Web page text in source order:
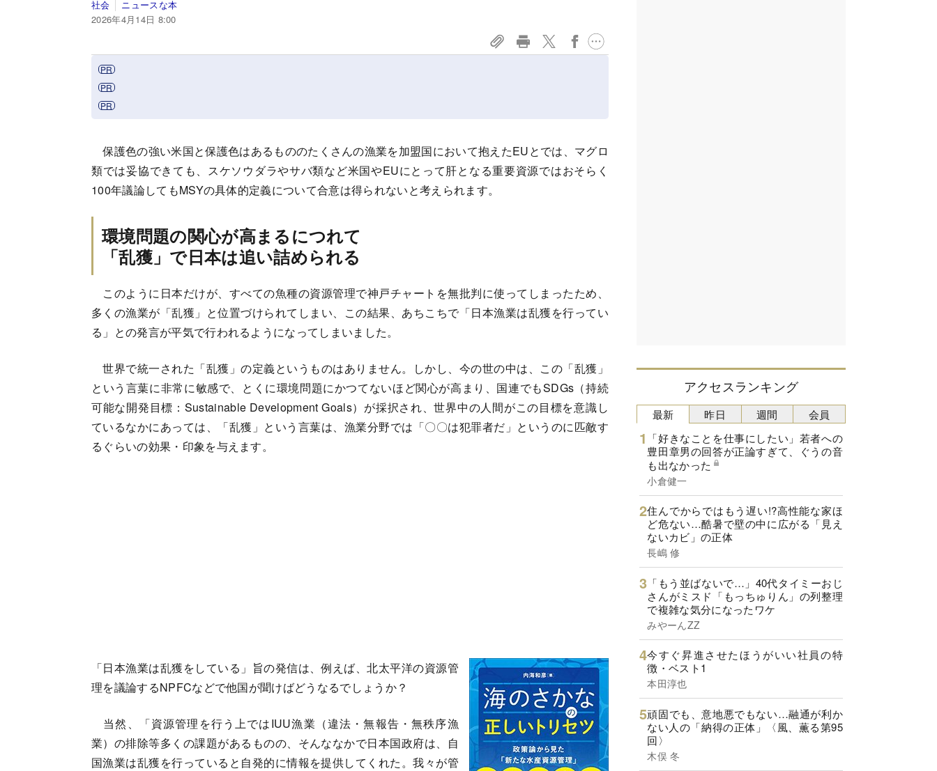
社会
ニュースな本
2026年4月14日 8:00
保護色の強い米国と保護色はあるもののたくさんの漁業を加盟国において抱えたEUとでは、マグロ
類では妥協できても、スケソウダラやサバ類など米国やEUにとって肝となる重要資源ではおそらく
100年議論してもMSYの具体的定義について合意は得られないと考えられます。
環境問題の関心が高まるにつれて
「乱獲」で日本は追い詰められる
このように日本だけが、すべての魚種の資源管理で神戸チャートを無批判に使ってしまったため、
多くの漁業が「乱獲」と位置づけられてしまい、この結果、あちこちで「日本漁業は乱獲を行ってい
る」との発言が平気で行われるようになってしまいました。
世界で統一された「乱獲」の定義というものはありません。しかし、今の世の中は、この「乱獲」
という言葉に非常に敏感で、とくに環境問題にかつてないほど関心が高まり、国連でもSDGs（持続
可能な開発目標：Sustainable Development Goals）が採択され、世界中の人間がこの目標を意識し
ているなかにあっては、「乱獲」という言葉は、漁業分野では「〇〇は犯罪者だ」というのに匹敵す
るぐらいの効果・印象を与えます。
「日本漁業は乱獲をしている」旨の発信は、例えば、北太平洋の資源管
理を議論するNPFCなどで他国が聞けばどうなるでしょうか？
当然、「資源管理を行う上ではIUU漁業（違法・無報告・無秩序漁
業）の排除等多くの課題があるものの、そんななかで日本国政府は、自
国漁業は乱獲を行っていると自発的に情報を提供してくれた。我々が管
アクセスランキング
最新
「好きなことを仕事にしたい」若者への
豊田章男の回答が正論すぎて、ぐうの音
も出なかった
小倉健一
住んでからではもう遅い!?高性能な家ほ
ど危ない…酷暑で壁の中に広がる「見え
ないカビ」の正体
長嶋 修
「もう並ばないで…」40代タイミーおじ
さんがミスド「もっちゅりん」の列整理
で複雑な気分になったワケ
みやーんZZ
今すぐ昇進させたほうがいい社員の特
徴・ベスト1
本田淳也
頑固でも、意地悪でもない…融通が利か
ない人の「納得の正体」〈風、薫る第95
回〉
木俣 冬
昨日 週間 会員